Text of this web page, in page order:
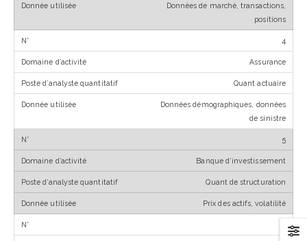
Données de marché, transactions,
positions
4
Assurance
Quant actuaire
Données démographiques, données
de sinistre
5
Banque d’investissement
Quant de structuration
Prix des actifs, volatilité